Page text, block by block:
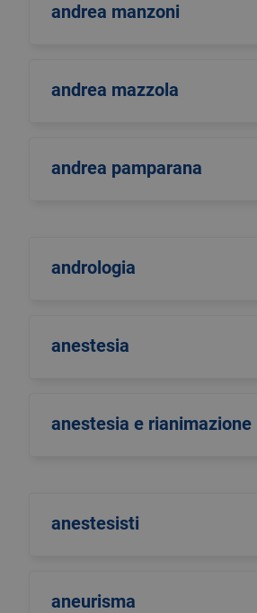
andrea manzoni
andrea mazzola
andrea pamparana
andrologia
anestesia
anestesia e rianimazione
anestesisti
aneurisma